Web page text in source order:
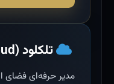
تلکلود (Telecloud)
مدیر حرفه‌ای فضای